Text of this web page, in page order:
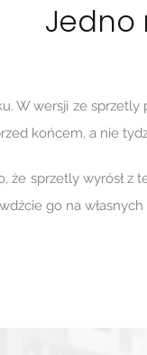
Jedno
W wersji ze
końcem, a nie
że sprzetly wyrósł z
go na